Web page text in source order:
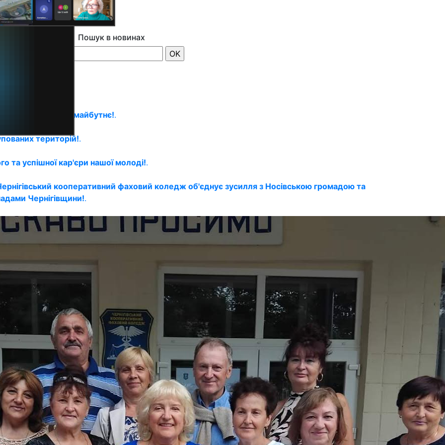
Пошук в новинах
будуй майбутнє!.
територій!.
та успішної кар'єри нашої молоді!.
кооперативний фаховий коледж об'єднує зусилля з Носівською громадою та
Чернігівщини!.